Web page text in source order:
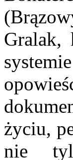
Gralak,
życiu,
nie